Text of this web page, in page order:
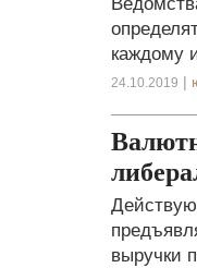
каждому
24.10.2019 |
выручки